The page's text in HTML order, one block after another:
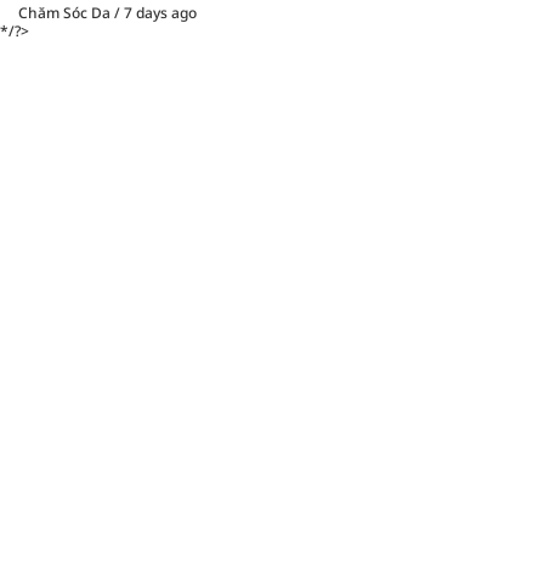
Chăm Sóc Da /7 days ago
*/?>